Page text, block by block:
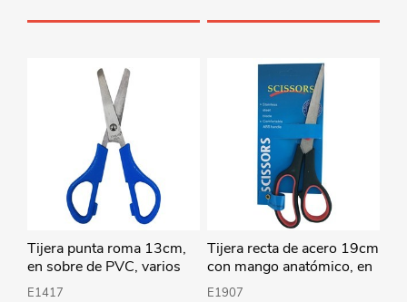
Tijera punta roma 13cm,
en sobre de PVC, varios
colores
E1417
Tijera recta de acero 19cm
con mango anatómico, en
cartón
E1907